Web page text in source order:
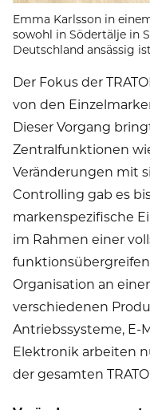
Emma Karlsson in
sowohl in Södertälje in
Deutschland ansässig
Der Fokus der
von den
Dieser Vorgang
Zentralfunktionen
Veränderungen mit
Controlling gab es
markenspezifische
im Rahmen einer
Organisation an
verschiedenen
Antriebssysteme, E-
Elektronik arbeiten
der gesamten